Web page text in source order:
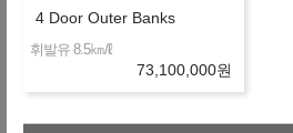
R 금융사
장기렌터카 36개월
4 Door Outer Banks
휘발유 8.5㎞/ℓ
73,100,000원